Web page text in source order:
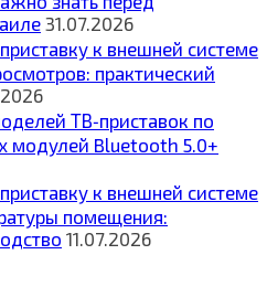
31.07.2026
к внешней системе
практический
ТВ‑приставок по
модулей Bluetooth 5.0+
к внешней системе
помещения:
11.07.2026